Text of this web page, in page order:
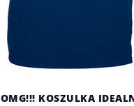
OMG!!! KOSZULKA